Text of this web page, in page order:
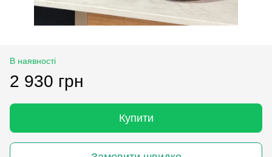
В наявності
2 930 грн
Купити